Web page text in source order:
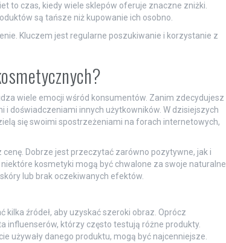
to czas, kiedy wiele sklepów oferuje znaczne zniżki.
są tańsze niż kupowanie ich osobno.
Kluczem jest regularne poszukiwanie i korzystanie z
wiele emocji wśród konsumentów. Zanim zdecydujesz
doświadczeniami innych użytkowników. W dzisiejszych
się swoimi spostrzeżeniami na forach internetowych,
Dobrze jest przeczytać zarówno pozytywne, jak i
kosmetyki mogą być chwalone za swoje naturalne
lub brak oczekiwanych efektów.
kilka źródeł, aby uzyskać szeroki obraz. Oprócz
influenserów, którzy często testują różne produkty.
używały danego produktu, mogą być najcenniejsze.